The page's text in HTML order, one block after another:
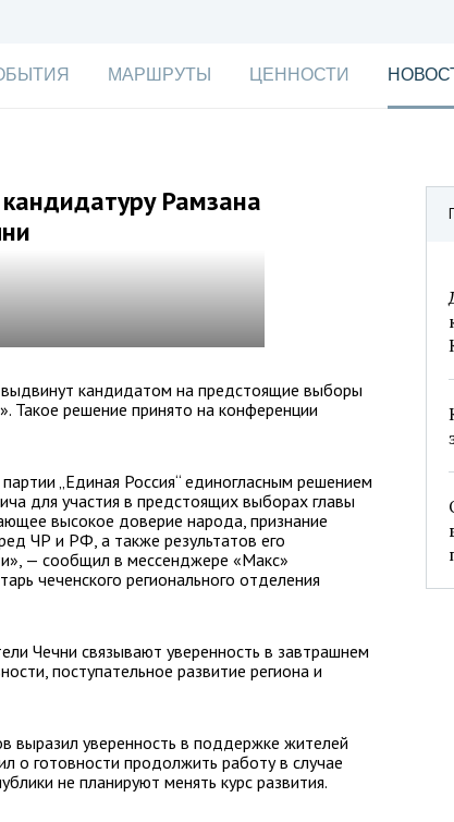
МАРШРУТЫ ЦЕННОСТИ
Рамзана
кандидатом на предстоящие выборы
Такое решение принято на конференции
„Единая Россия“ единогласным решением
для участия в предстоящих выборах главы
высокое доверие народа, признание
ЧР и РФ, а также результатов его
— сообщил в мессенджере «Макс»
чеченского регионального отделения
Чечни связывают уверенность в завтрашнем
поступательное развитие региона и
выразил уверенность в поддержке жителей
о готовности продолжить работу в случае
не планируют менять курс развития.